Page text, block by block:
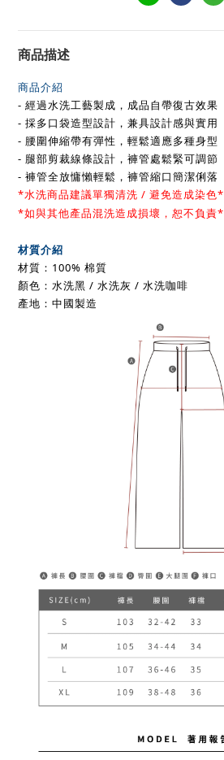
商品描述
商品介紹
- 經過水洗工藝製成，成品自帶復古效果
- 採多口袋造型設計，兼具設計感與實用
- 腰圍伸縮帶有彈性，輕鬆適應多種身型
- 腿部剪裁線條設計，褲管處鬆緊可調節
- 褲管全放慵懶輕鬆，褲管縮口簡潔俐落
*水洗商品建議單獨清洗 / 避免造成染色*
*如與其他產品混洗造成損壞，恕不負責*
材質介紹
材質：100% 棉質
顏色：水洗黑 / 水洗灰 / 水洗咖啡
產地：中國製造